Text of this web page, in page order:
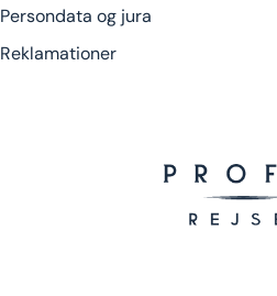
Persondata og jura
Reklamationer